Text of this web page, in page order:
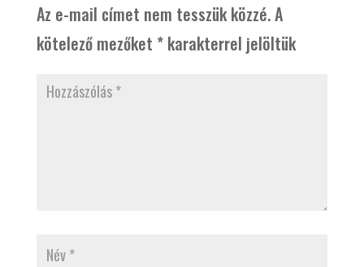
Az e-mail címet nem tesszük közzé.A
kötelező mezőket *karakterrel jelöltük